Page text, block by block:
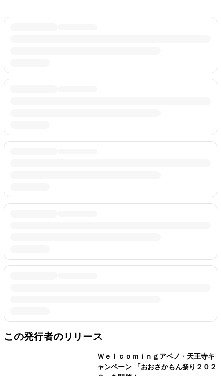
この発行者のリリース
Ｗｅｌｃｏｍｉｎｇアベノ・天王寺キ
ャンペーン 「おおさかもん祭り２０２